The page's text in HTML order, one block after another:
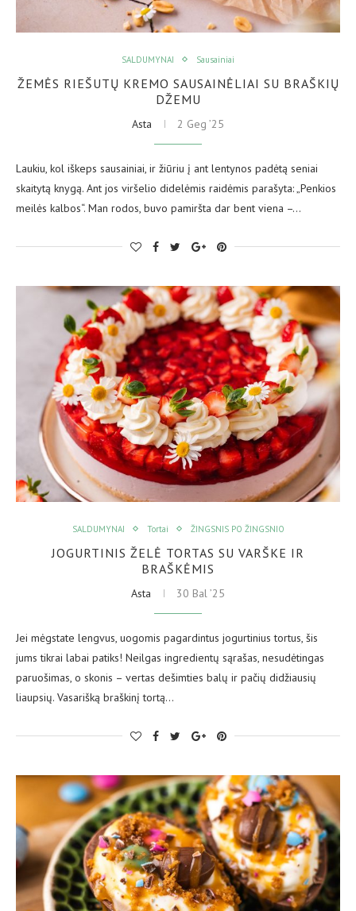
SALDUMYNAI Sausainiai
ŽEMĖS RIEŠUTŲ KREMO SAUSAINĖLIAI SU BRAŠKIŲ
DŽEMU
Asta 2 Geg ’25
Laukiu, kol iškeps sausainiai, ir žiūriu į ant lentynos padėtą seniai
skaitytą knygą. Ant jos viršelio didelėmis raidėmis parašyta: „Penkios
meilės kalbos“. Man rodos, buvo pamiršta dar bent viena –…
SALDUMYNAI Tortai ŽINGSNIS PO ŽINGSNIO
JOGURTINIS ŽELĖ TORTAS SU VARŠKE IR
BRAŠKĖMIS
Asta 30 Bal ’25
Jei mėgstate lengvus, uogomis pagardintus jogurtinius tortus, šis
jums tikrai labai patiks! Neilgas ingredientų sąrašas, nesudėtingas
paruošimas, o skonis – vertas dešimties balų ir pačių didžiausių
liaupsių. Vasarišką braškinį tortą…